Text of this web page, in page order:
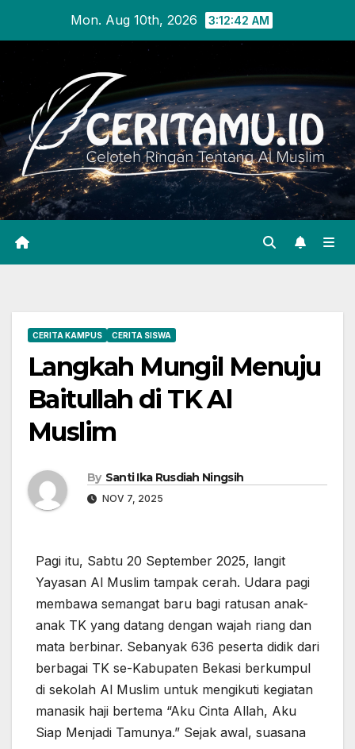
Mon. Aug 10th, 2026 3:12:43 AM
CERITA KAMPUS CERITA SISWA
Langkah Mungil Menuju
Baitullah di TK Al
Muslim
By Santi Ika Rusdiah Ningsih
NOV 7, 2025
Pagi itu, Sabtu 20 September 2025, langit
Yayasan Al Muslim tampak cerah. Udara pagi
membawa semangat baru bagi ratusan anak-
anak TK yang datang dengan wajah riang dan
mata berbinar. Sebanyak 636 peserta didik dari
berbagai TK se-Kabupaten Bekasi berkumpul
di sekolah Al Muslim untuk mengikuti kegiatan
manasik haji bertema “Aku Cinta Allah, Aku
Siap Menjadi Tamunya.” Sejak awal, suasana